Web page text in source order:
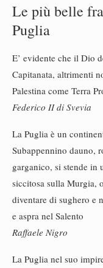
Le più belle
Puglia
E’ evidente che il Dio
Capitanata, altrimenti
Palestina come Terra
Federico II di Svevia
La Puglia è un
Subappennino dauno,
garganico, si stende in
siccitosa sulla Murgia,
diventare di sughero e
e aspra nel Salento
Raffaele Nigro
La Puglia nel suo